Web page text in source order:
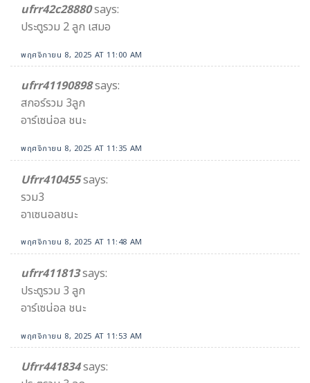
ufrr42c28880says:
ประตูรวม 2 ลูก เสมอ
พฤศจิกายน 8, 2025 AT 11:00 AM
ufrr41190898says:
สกอร์รวม 3ลูก
อาร์เซน่อล ชนะ
พฤศจิกายน 8, 2025 AT 11:35 AM
Ufrr410455says:
รวม3
อาเซนอลชนะ
พฤศจิกายน 8, 2025 AT 11:48 AM
ufrr411813says:
ประตูรวม 3 ลูก
อาร์เซน่อล ชนะ
พฤศจิกายน 8, 2025 AT 11:53 AM
Ufrr441834says: